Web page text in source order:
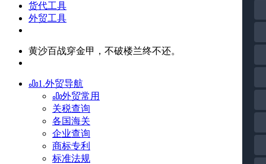
货代工具
外贸工具
黄沙百战穿金甲，不破楼兰终不还。
1.外贸导航
外贸常用
关税查询
各国海关
企业查询
商标专利
标准法规